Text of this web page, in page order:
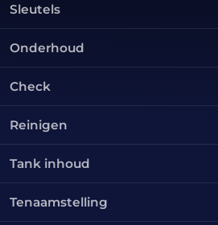
Sleutels
Onderhoud
Check
Reinigen
Tank inhoud
Tenaamstelling